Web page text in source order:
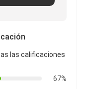
las calificaciones
67%